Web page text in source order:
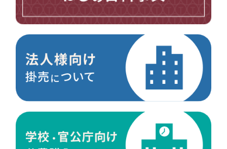
その他ねじ
電材・設備
切削工具
ケミカル製品